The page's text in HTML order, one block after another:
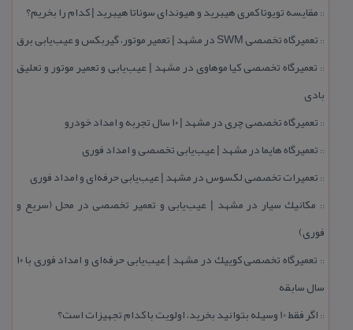
:: مقایسه تویوتا كمری هیبرید و هیوندای سوناتا هیبرید | كدام را بخریم؟
:: تعمیرگاه تخصصی SWM در مشهد | تعمیر موتور، گیربكس و عیب‌یابی برق
:: تعمیرگاه تخصصی كیا موهاوی در مشهد | عیب‌یابی و تعمیر موتور و تعلیق
بادی
:: تعمیرگاه تخصصی چری در مشهد | ۱۰ سال تجربه و امداد خودرو
:: تعمیرگاه هایما در مشهد | عیب‌یابی تخصصی و امداد فوری
:: تعمیرات تخصصی لكسوس در مشهد | عیب‌یابی حرفه‌ای و امداد فوری
:: مكانیك سیار در مشهد | عیب‌یابی و تعمیر تخصصی در محل (سریع و
فوری)
::
تعمیرگاه تخصصی كوییك در مشهد | عیب‌یابی حرفه‌ای و امداد فوری با ۱۰
سال سابقه
:: اگر فقط 10 وسیله بتوانید بخرید، اولویت با كدام تجهیزات است؟